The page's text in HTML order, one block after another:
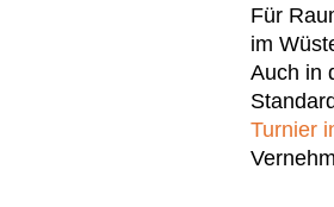
Für
im
Auch in
Turnier